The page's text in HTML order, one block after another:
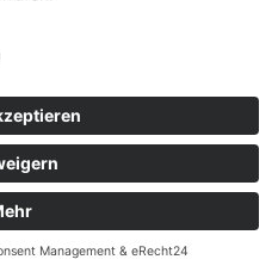
(G)ND-Filter
Amazon